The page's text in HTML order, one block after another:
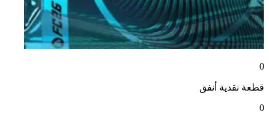
0
قطعة نقدية أنفق
0